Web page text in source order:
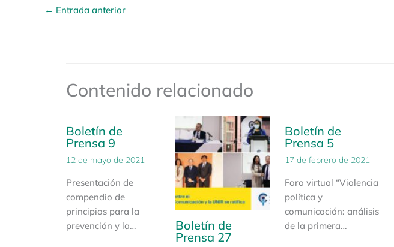
← Entrada anterior
Contenido relacionado
Boletín de
Prensa 9
12 de mayo de 2021
Presentación de
compendio de
principios para la
prevención y la…
Boletín de
Prensa 27
Boletín de
Prensa 5
17 de febrero de 2021
Foro virtual “Violencia
política y
comunicación: análisis
de la primera…